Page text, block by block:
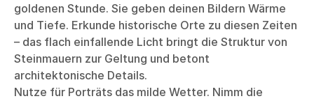
goldenen Stunde. Sie geben deinen Bildern Wärme
und Tiefe. Erkunde historische Orte zu diesen Zeiten
– das flach einfallende Licht bringt die Struktur von
Steinmauern zur Geltung und betont
architektonische Details.
Nutze für Porträts das milde Wetter. Nimm die